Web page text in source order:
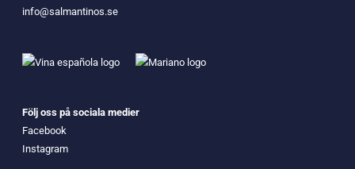
info@salmantinos.se
Följ oss på sociala medier
Facebook
Instagram